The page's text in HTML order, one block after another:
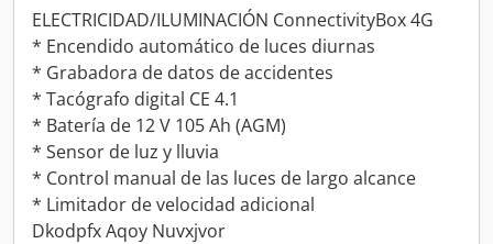
ELECTRICIDAD/ILUMINACIÓN ConnectivityBox 4G
* Encendido automático de luces diurnas
* Grabadora de datos de accidentes
* Tacógrafo digital CE 4.1
* Batería de 12 V 105 Ah (AGM)
* Sensor de luz y lluvia
* Control manual de las luces de largo alcance
* Limitador de velocidad adicional
Dkodpfx Aqoy Nuvxjvor